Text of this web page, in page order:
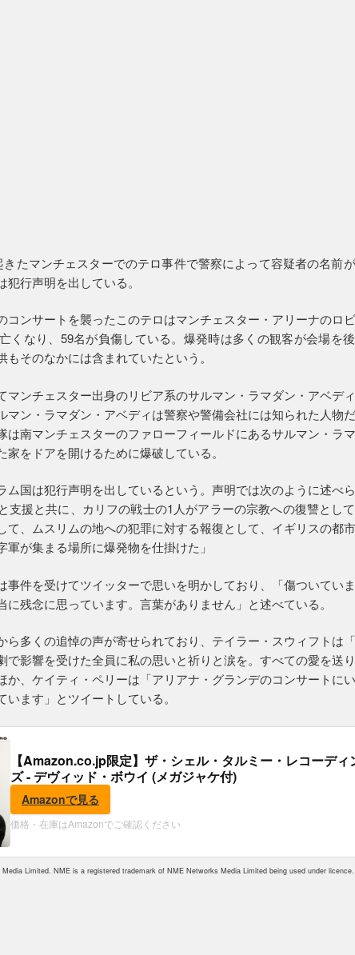
たマンチェスターでのテロ事件で警察によって容疑者の名前
行声明を出している。
コンサートを襲ったこのテロはマンチェスター・アリーナのロ
くなり、59名が負傷している。爆発時は多くの観客が会場を
もそのなかには含まれていたという。
マンチェスター出身のリビア系のサルマン・ラマダン・アベデ
マン・ラマダン・アベディは警察や警備会社には知られた人物
は南マンチェスターのファローフィールドにあるサルマン・ラマ
家をドアを開けるために爆破している。
ム国は犯行声明を出しているという。声明では次のように述べ
支援と共に、カリフの戦士の1人がアラーの宗教への復讐とし
て、ムスリムの地への犯罪に対する報復として、イギリスの都
軍が集まる場所に爆発物を仕掛けた」
事件を受けてツイッターで思いを明かしており、「傷ついてい
に残念に思っています。言葉がありません」と述べている。
ら多くの追悼の声が寄せられており、テイラー・スウィフトは
で影響を受けた全員に私の思いと祈りと涙を。すべての愛を送り
か、ケイティ・ペリーは「アリアナ・グランデのコンサートに
ます」とツイートしている。
【Amazon.co.jp限定】ザ・シェル・タルミー・レコーディ
ズ - デヴィッド・ボウイ (メガジャケ付)
Amazonで見る
価格・在庫はAmazonでご確認ください
Limited. NME is a registered trademark of NME Networks Media Limited being used under licence.